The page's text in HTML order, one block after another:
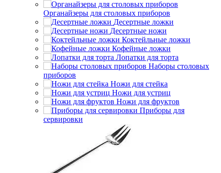
Органайзеры для столовых приборов
Десертные ложки
Десертные ножи
Коктейльные ложки
Кофейные ложки
Лопатки для торта
Наборы столовых
приборов
Ножи для стейка
Ножи для устриц
Ножи для фруктов
Приборы для
сервировки